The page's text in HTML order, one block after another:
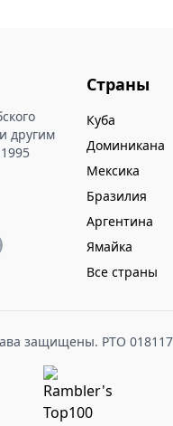
другим
Страны
Куба
Доминикана
Мексика
Бразилия
Аргентина
Ямайка
Все страны
защищены. РТО 018117